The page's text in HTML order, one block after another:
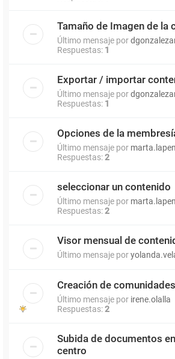
Tamaño de Imagen de la
Último mensaje por
Respuestas: 1
Exportar / importar
Último mensaje por
Respuestas: 1
Opciones de la
Último mensaje por
Respuestas:2
seleccionar un contenido
Último mensaje por
Respuestas:2
Visor mensual de
Último mensaje por
Creación de comunidades
Último mensaje por irene.olalla
Respuestas:2
Subida de documentos
centro